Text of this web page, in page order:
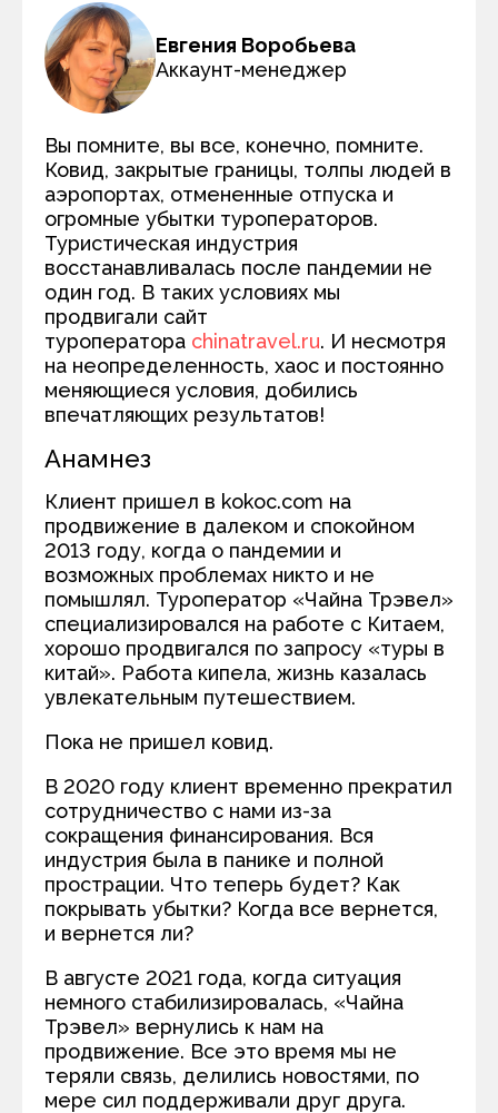
Евгения Воробьева
Аккаунт-менеджер
Вы помните, вы все, конечно, помните.
Ковид, закрытые границы, толпы людей в
аэропортах, отмененные отпуска и
огромные убытки туроператоров.
Туристическая индустрия
восстанавливалась после пандемии не
один год. В таких условиях мы
продвигали сайт
туроператора chinatravel.ru. И несмотря
на неопределенность, хаос и постоянно
меняющиеся условия, добились
впечатляющих результатов!
Анамнез
Клиент пришел в kokoc.com на
продвижение в далеком и спокойном
2013 году, когда о пандемии и
возможных проблемах никто и не
помышлял. Туроператор «Чайна Трэвел»
специализировался на работе с Китаем,
хорошо продвигался по запросу «туры в
китай». Работа кипела, жизнь казалась
увлекательным путешествием.
Пока не пришел ковид.
В 2020 году клиент временно прекратил
сотрудничество с нами из-за
сокращения финансирования. Вся
индустрия была в панике и полной
прострации. Что теперь будет? Как
покрывать убытки? Когда все вернется,
и вернется ли?
В августе 2021 года, когда ситуация
немного стабилизировалась, «Чайна
Трэвел» вернулись к нам на
продвижение. Все это время мы не
теряли связь, делились новостями, по
мере сил поддерживали друг друга.